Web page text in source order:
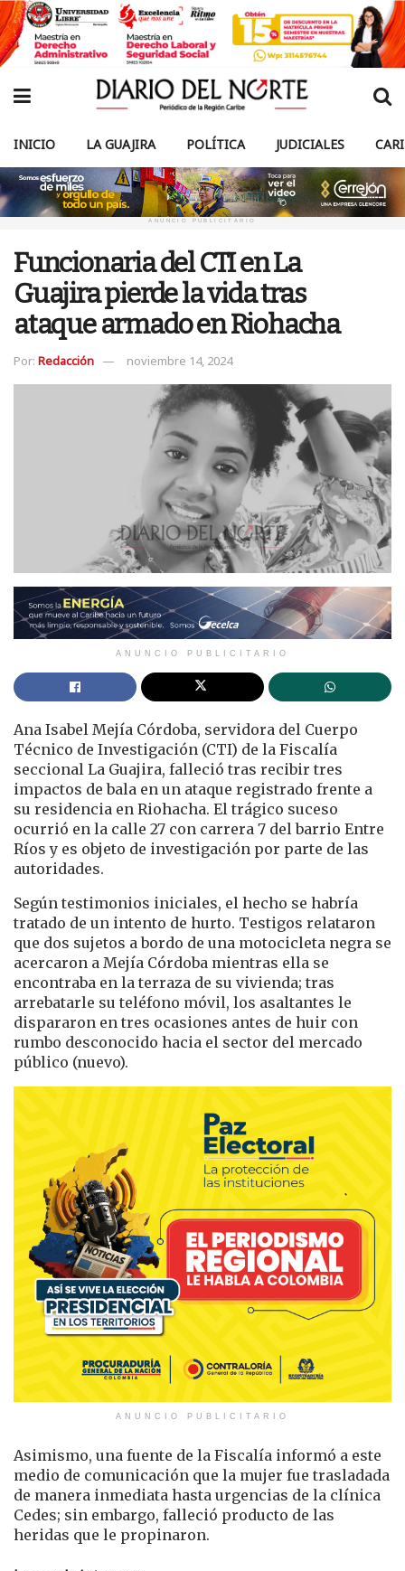
INICIO LA GUAJIRA POLÍTICA JUDICIALES
ANUNCIO PUBLICITARIO
Funcionaria del CTI en La
Guajira pierde la vida tras
ataque armado en Riohacha
Por: Redacción noviembre 14, 2024
ANUNCIO PUBLICITARIO
Ana Isabel Mejía Córdoba, servidora del Cuerpo
Técnico de Investigación (CTI) de la Fiscalía
seccional La Guajira, falleció tras recibir tres
impactos de bala en un ataque registrado frente a
su residencia en Riohacha. El trágico suceso
ocurrió en la calle 27 con carrera 7 del barrio Entre
Ríos y es objeto de investigación por parte de las
autoridades.
Según testimonios iniciales, el hecho se habría
tratado de un intento de hurto. Testigos relataron
que dos sujetos a bordo de una motocicleta negra se
acercaron a Mejía Córdoba mientras ella se
encontraba en la terraza de su vivienda; tras
arrebatarle su teléfono móvil, los asaltantes le
dispararon en tres ocasiones antes de huir con
rumbo desconocido hacia el sector del mercado
público (nuevo).
ANUNCIO PUBLICITARIO
Asimismo, una fuente de la Fiscalía informó a este
medio de comunicación que la mujer fue trasladada
de manera inmediata hasta urgencias de la clínica
Cedes; sin embargo, falleció producto de las
heridas que le propinaron.